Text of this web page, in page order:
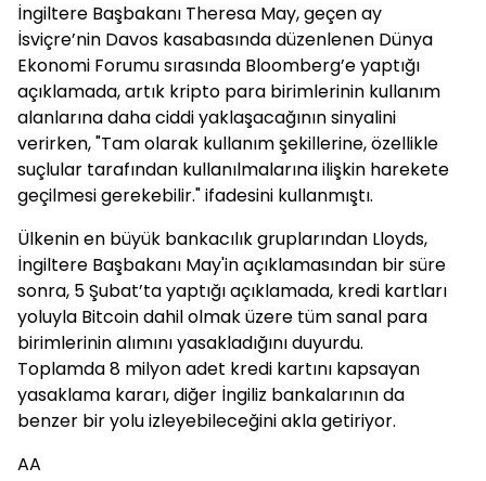
İngiltere Başbakanı Theresa May, geçen ay
İsviçre’nin Davos kasabasında düzenlenen Dünya
Ekonomi Forumu sırasında Bloomberg’e yaptığı
açıklamada, artık kripto para birimlerinin kullanım
alanlarına daha ciddi yaklaşacağının sinyalini
verirken, "Tam olarak kullanım şekillerine, özellikle
suçlular tarafından kullanılmalarına ilişkin harekete
geçilmesi gerekebilir." ifadesini kullanmıştı.
Ülkenin en büyük bankacılık gruplarından Lloyds,
İngiltere Başbakanı May'in açıklamasından bir süre
sonra, 5 Şubat’ta yaptığı açıklamada, kredi kartları
yoluyla Bitcoin dahil olmak üzere tüm sanal para
birimlerinin alımını yasakladığını duyurdu.
Toplamda 8 milyon adet kredi kartını kapsayan
yasaklama kararı, diğer İngiliz bankalarının da
benzer bir yolu izleyebileceğini akla getiriyor.
AA